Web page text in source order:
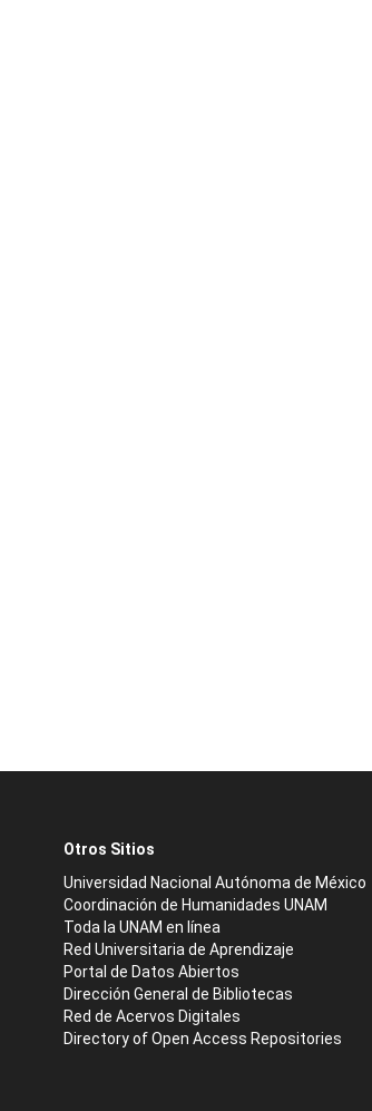
Otros Sitios
Universidad Nacional Autónoma de México
Coordinación de Humanidades UNAM
Toda la UNAM en línea
Red Universitaria de Aprendizaje
Portal de Datos Abiertos
Dirección General de Bibliotecas
Red de Acervos Digitales
Directory of Open Access Repositories